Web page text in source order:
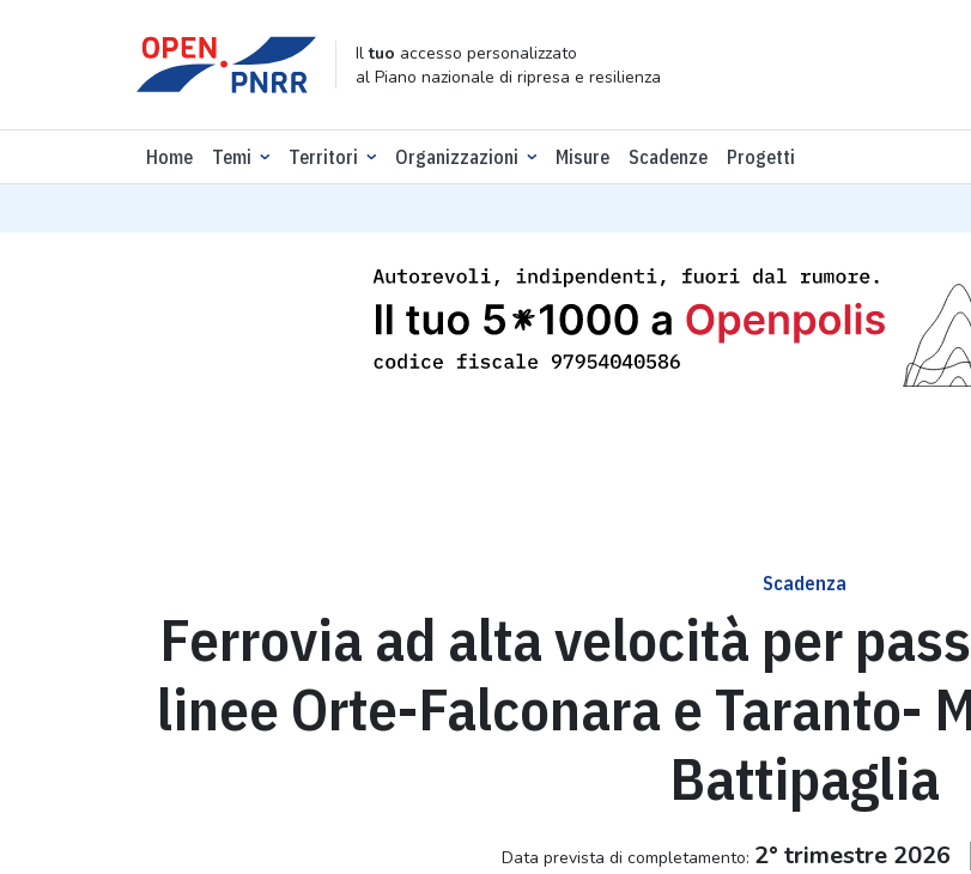
Iltuo accesso personalizzato
al Piano nazionale di ripresa e resilienza
Home Temi Territori Organizzazioni Misure Scadenze Progetti
Scadenza
Ferrovia ad alta velocità per
linee Orte-Falconara e Taranto-
Battipaglia
Data prevista di completamento: 2° trimestre 2026